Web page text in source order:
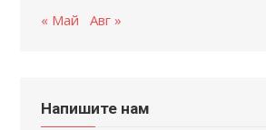
« Май Авг »
Напишите нам